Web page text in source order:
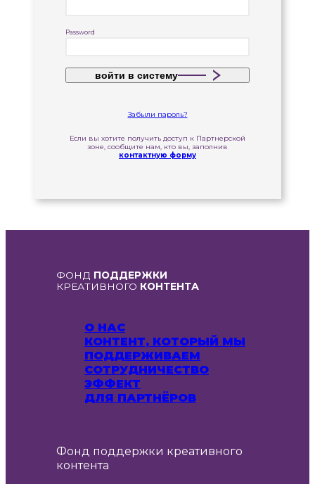
Password
войти в систему
Забыли пароль?
Если вы хотите получить доступ к Партнерской
зоне, сообщите нам, кто вы, заполнив
контактную форму
ФОНД ПОДДЕРЖКИ
КРЕАТИВНОГО КОНТЕНТА
О НАС
КОНТЕНТ, КОТОРЫЙ МЫ
ПОДДЕРЖИВАЕМ
СОТРУДНИЧЕСТВО
ЭФФЕКТ
ДЛЯ ПАРТНЁРОВ
Фонд поддержки креативного
контента